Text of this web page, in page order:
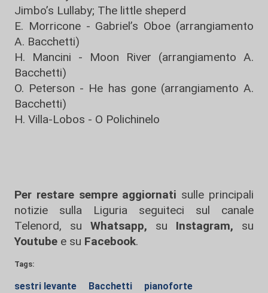
Jimbo’s Lullaby; The little sheperd
E. Morricone - Gabriel’s Oboe (arrangiamento
A. Bacchetti)
H. Mancini - Moon River (arrangiamento A.
Bacchetti)
O. Peterson - He has gone (arrangiamento A.
Bacchetti)
H. Villa-Lobos - O Polichinelo
Per restare sempre aggiornati sulle principali
notizie sulla Liguria seguiteci sul canale
Telenord, su
Whatsapp, su Instagram, su
Youtube e su Facebook.
Tags:
sestri levante Bacchetti pianoforte